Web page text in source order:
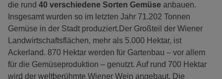
die rund 40 verschiedene Sorten Gemüse anbauen.
Insgesamt wurden so im letzten Jahr 71.202 Tonnen
Gemüse in der Stadt produziert.Der Großteil der Wiener
Landwirtschaftsflächen, mehr als 5.000 Hektar, ist
Ackerland. 870 Hektar werden für Gartenbau – vor allem
für die Gemüseproduktion – genutzt. Auf rund 700 Hektar
wird der weltberühmte Wiener Wein angebaut. Die